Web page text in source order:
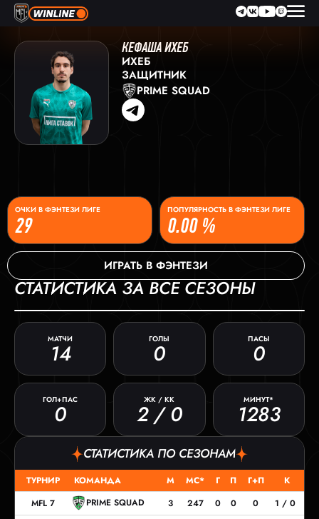
КЕФАША ИХЕБ
ИХЕБ
ЗАЩИТНИК
PRIME SQUAD
29
ОЧКИ В ФЭНТЕЗИ ЛИГЕ
0.00 %
ПОПУЛЯРНОСТЬ В ФЭНТЕЗИ ЛИГЕ
ИГРАТЬ В ФЭНТЕЗИ
СТАТИСТИКА ЗА ВСЕ СЕЗОНЫ
МАТЧИ
14
ГОЛЫ
0
ПАСЫ
0
ГОЛ+ПАС
0
ЖК / КК
2 / 0
МИНУТ*
1283
СТАТИСТИКА ПО СЕЗОНАМ
ТУРНИР КОМАНДА М МС* Г П Г+П
К
MFL 7
PRIME SQUAD 3 247 0 0 0
1 / 0